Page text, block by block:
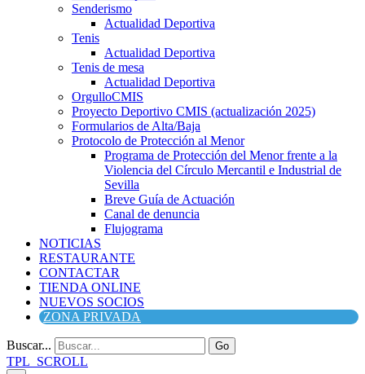
Senderismo
Actualidad Deportiva
Tenis
Actualidad Deportiva
Tenis de mesa
Actualidad Deportiva
OrgulloCMIS
Proyecto Deportivo CMIS (actualización 2025)
Formularios de Alta/Baja
Protocolo de Protección al Menor
Programa de Protección del Menor frente a la
Violencia del Círculo Mercantil e Industrial de
Sevilla
Breve Guía de Actuación
Canal de denuncia
Flujograma
NOTICIAS
RESTAURANTE
CONTACTAR
TIENDA ONLINE
NUEVOS SOCIOS
ZONA PRIVADA
Buscar... Go
TPL_SCROLL